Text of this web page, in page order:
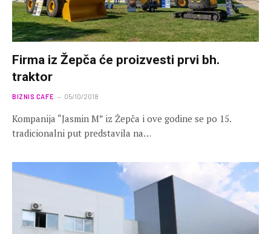
Firma iz Žepča će proizvesti prvi bh.
traktor
BIZNIS CAFE 05/10/2018
Kompanija “Jasmin M” iz Žepča i ove godine se po 15.
tradicionalni put predstavila na…